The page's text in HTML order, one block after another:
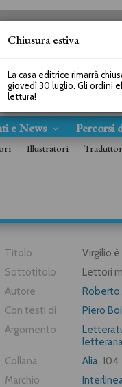
e News Percorsi
Illustratori
Titolo
Virgilio
Sottotitolo
Lettori
Autore
Con testi di
Piero
Argomento
Collana
Alia, 104
Marchio
Chiusura estiva
La casa editrice rimarrà
giovedì 30 luglio. Gli ordini
lettura!